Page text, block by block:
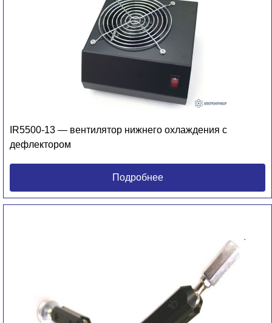
IR5500-13 — вентилятор нижнего охлаждения с
дефлектором
Подробнее